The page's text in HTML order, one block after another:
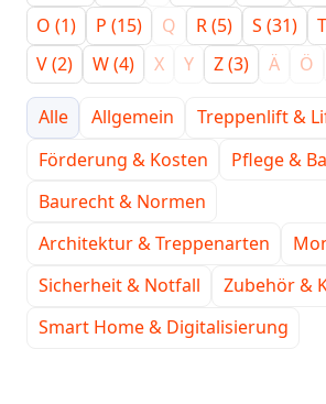
O (1)
P (15) Q R (5) S (31)
V (2)
W (4) X Y Z (3) Ä Ö
Alle Allgemein
Treppenlift &
Förderung & Kosten
Pflege &
Baurecht & Normen
Architektur & Treppenarten
Sicherheit & Notfall
Zubehör &
Smart Home & Digitalisierung